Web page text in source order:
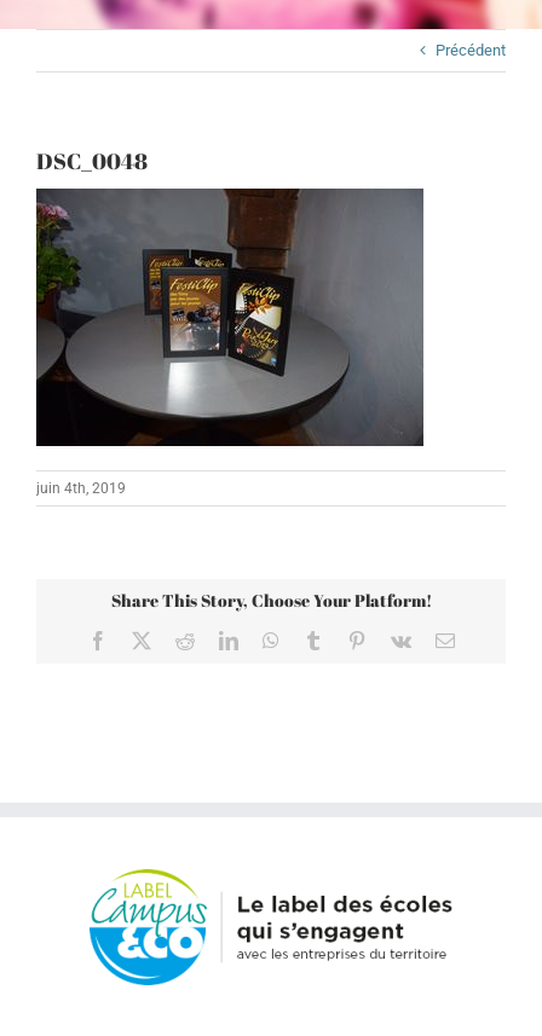
Précédent
DSC_0048
juin 4th, 2019
Share This Story, Choose Your Platform!
Facebook RedditLinkedInWhatsApp
Tumblr Pinterest
Vk Email